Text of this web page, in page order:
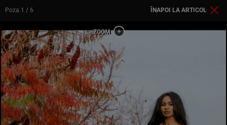
Poza 1 / 6 ÎNAPOI LA ARTICOL